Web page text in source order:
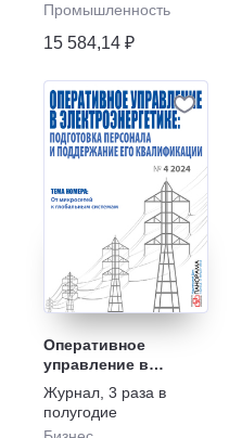
Промышленность
15 584,14 ₽
Оперативное
управление в
электроэнергетике:
подготовка
персонала и
Журнал 3 раза в
полугодие